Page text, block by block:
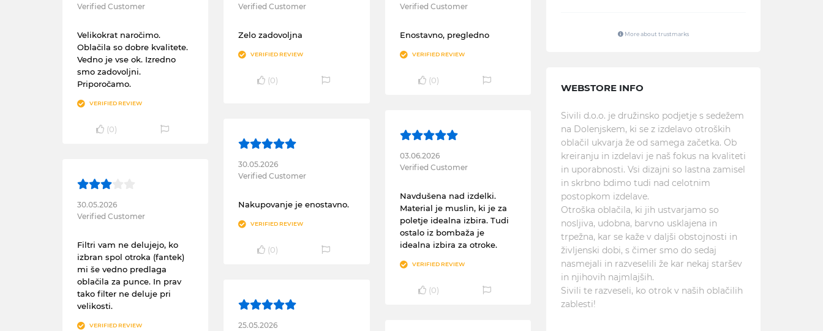
Verified Customer
Velikokrat naročimo.
Oblačila so dobre kvalitete.
Vedno je vse ok. Izredno
smo zadovoljni.
Priporočamo.
VERIFIED REVIEW
(0)
Verified Customer
Zelo zadovoljna
VERIFIED REVIEW
(0)
Verified Customer
Enostavno, pregledno
VERIFIED REVIEW
(0)
03.06.2026
Verified Customer
Navdušena nad izdelki.
Material je muslin, ki je za
poletje idealna izbira. Tudi
ostalo iz bombaža je
idealna izbira za otroke.
VERIFIED REVIEW
(0)
30.05.2026
Verified Customer
Nakupovanje je enostavno.
VERIFIED REVIEW
(0)
30.05.2026
Verified Customer
Filtri vam ne delujejo, ko
izbran spol otroka (fantek)
mi še vedno predlaga
oblačila za punce. In prav
tako filter ne deluje pri
velikosti.
VERIFIED REVIEW
25.05.2026
More about trustmarks
WEBSTORE INFO
Sivili d.o.o. je družinsko podjetje s sedežem
na Dolenjskem, ki se z izdelavo otroških
oblačil ukvarja že od samega začetka. Ob
kreiranju in izdelavi je naš fokus na kvaliteti
in uporabnosti. Vsi dizajni so lastna zamisel
in skrbno bdimo tudi nad celotnim
postopkom izdelave.
Otroška oblačila, ki jih ustvarjamo so
nosljiva, udobna, barvno usklajena in
trpežna, kar se kaže v daljši obstojnosti in
življenski dobi, s čimer smo do sedaj
nasmejali in razveselili že kar nekaj staršev
in njihovih najmlajših.
Sivili te razveseli, ko otrok v naših oblačilih
zablesti!